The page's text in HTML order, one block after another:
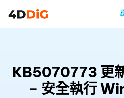
KB5070773 更
– 安全執行